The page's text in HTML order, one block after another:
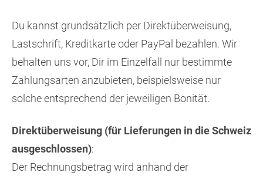
Du kannst grundsätzlich per Direktüberweisung,
Lastschrift, Kreditkarte oder PayPal bezahlen. Wir
behalten uns vor, Dir im Einzelfall nur bestimmte
Zahlungsarten anzubieten, beispielsweise nur
solche entsprechend der jeweiligen Bonität.
Direktüberweisung (für Lieferungen in die Schweiz
ausgeschlossen):
Der Rechnungsbetrag wird anhand der